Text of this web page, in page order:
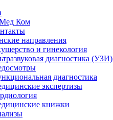
Ком
направления
и гинекология
диагностика (УЗИ)
диагностика
экспертизы
книжки